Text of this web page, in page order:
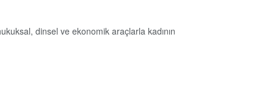
dinsel ve ekonomik araçlarla kadının